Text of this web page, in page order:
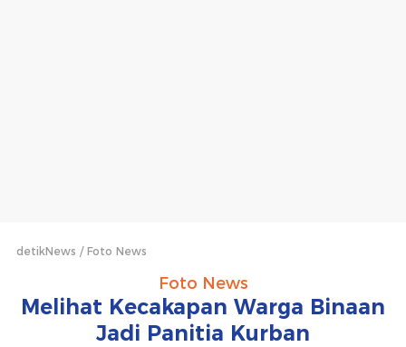
detikNews Foto News
Foto News
Melihat Kecakapan Warga Binaan
Jadi Panitia Kurban